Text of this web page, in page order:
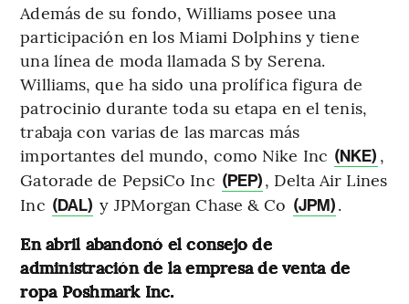
Además de su fondo, Williams posee una
participación en los Miami Dolphins y tiene
una línea de moda llamada S by Serena.
Williams, que ha sido una prolífica figura de
patrocinio durante toda su etapa en el tenis,
trabaja con varias de las marcas más
importantes del mundo, como Nike Inc (NKE) ,
Gatorade de PepsiCo Inc (PEP), Delta Air Lines
Inc (DAL) y JPMorgan Chase & Co (JPM).
En abril abandonó el consejo de
administración de la empresa de venta de
ropa Poshmark Inc.